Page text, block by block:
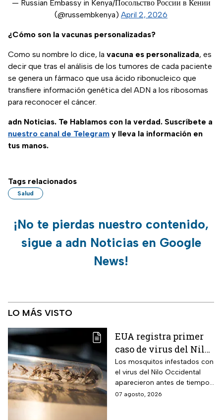
— Russian Embassy in Kenya/Посольство России в Кении
(@russembkenya) April 2, 2026
¿Cómo son la vacunas personalizadas?
Como su nombre lo dice, la vacuna es personalizada, es
decir que tras el análisis de los tumores de cada paciente
se genera un fármaco que usa ácido ribonucleico que
transfiere información genética del ADN a los ribosomas
para reconocer el cáncer.
adn Noticias. Te Hablamos con la verdad. Suscríbete a
nuestro canal de Telegram y lleva la información en
tus manos.
Tags relacionados
Salud
¡No te pierdas nuestro contenido,
sigue a adn Noticias en Google
News!
LO MÁS VISTO
EUA registra primer
caso de virus del Nilo
Occidental de 2026
Los mosquitos infestados con
el virus del Nilo Occidental
aparecieron antes de tiempo
en EUA; ya se registró el
07 agosto, 2026